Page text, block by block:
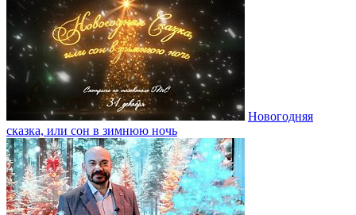
Новогодняя
сказка, или сон в зимнюю ночь